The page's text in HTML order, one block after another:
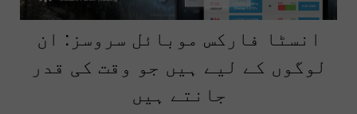
انسٹا فارکس موبائل سروسز: ان
لوگوں کے لیے ہیں جو وقت کی قدر
جانتے ہیں